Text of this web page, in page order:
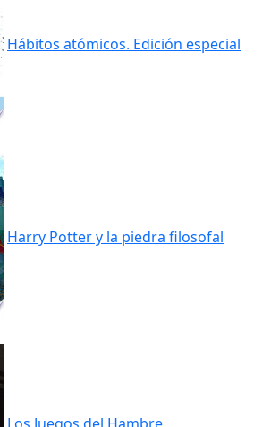
Hábitos atómicos. Edición especial
Harry Potter y la piedra filosofal